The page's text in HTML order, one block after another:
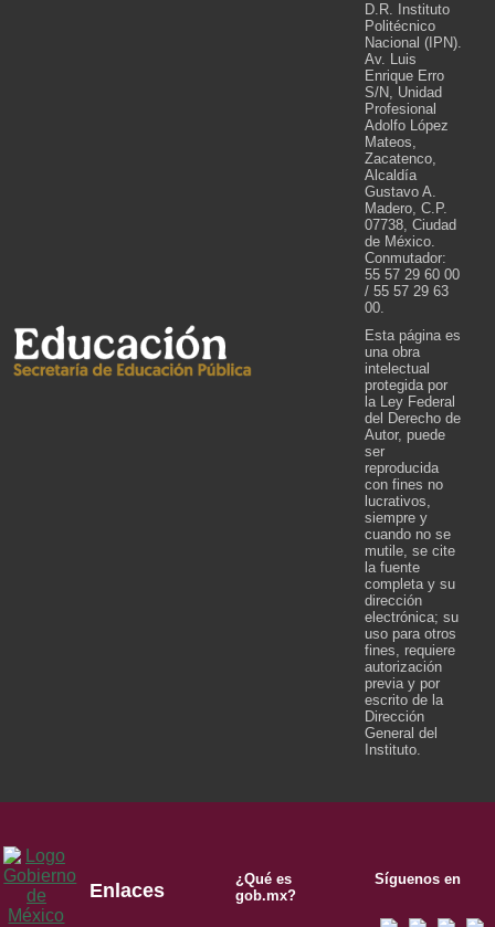
D.R. Instituto
Politécnico
Nacional (IPN).
Av. Luis
Enrique Erro
S/N, Unidad
Profesional
Adolfo López
Mateos,
Zacatenco,
Alcaldía
Gustavo A.
Madero, C.P.
07738, Ciudad
de México.
Conmutador:
55 57 29 60 00
/ 55 57 29 63
00.
Esta página es
una obra
intelectual
protegida por
la Ley Federal
del Derecho de
Autor, puede
ser
reproducida
con fines no
lucrativos,
siempre y
cuando no se
mutile, se cite
la fuente
completa y su
dirección
electrónica; su
uso para otros
fines, requiere
autorización
previa y por
escrito de la
Dirección
General del
Instituto.
Enlaces
¿Qué es
gob.mx?
Síguenos en